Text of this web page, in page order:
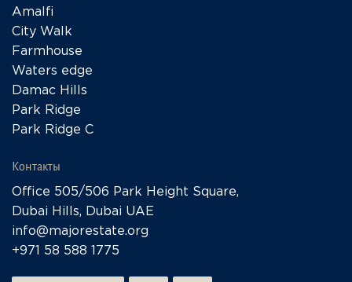
Amalfi
City Walk
Farmhouse
Waters edge
Damac Hills
Park Ridge
Park Ridge C
Контакты
Office 505/506 Park Height Square,
Dubai Hills, Dubai UAE
info@majorestate.org
+971 58 588 1775